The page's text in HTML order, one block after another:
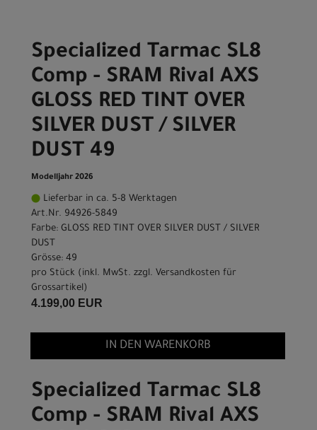
Specialized Tarmac SL8
Comp - SRAM Rival AXS
GLOSS RED TINT OVER
SILVER DUST / SILVER
DUST 49
Modelljahr 2026
Lieferbar in ca. 5-8 Werktagen
Art.Nr. 94926-5849
Farbe: GLOSS RED TINT OVER SILVER DUST / SILVER
DUST
Grösse: 49
pro Stück (inkl. MwSt. zzgl. Versandkosten für
Grossartikel)
4.199,00 EUR
IN DEN WARENKORB
Specialized Tarmac SL8
Comp - SRAM Rival AXS